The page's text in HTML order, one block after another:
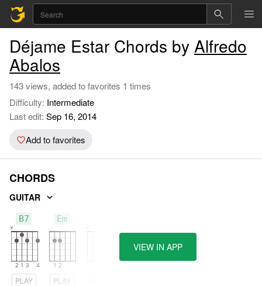
Déjame Estar Chords by Alfredo
Abalos
143 views, added to favorites 1 times
Difficulty: Intermediate
Last edit: Sep 16, 2014
Add to favorites
CHORDS
GUITAR
B7
PLAY
Em
PLAY
VIEW IN APP